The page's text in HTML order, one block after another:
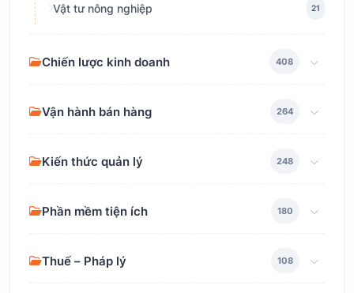
Vật tư nông nghiệp 21
Chiến lược kinh doanh 408
Vận hành bán hàng 264
Kiến thức quản lý 248
Phần mềm tiện ích 180
Thuế – Pháp lý 108